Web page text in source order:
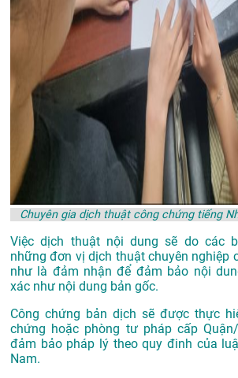
Chuyên gia dịch thuật công chứng tiếng
Việc dịch thuật nội dung sẽ do các
những đơn vị dịch thuật chuyên nghiệp
như là đảm nhận để đảm bảo nội
xác như nội dung bản gốc.
Công chứng bản dịch sẽ được thực
chứng hoặc phòng tư pháp cấp
đảm bảo pháp lý theo quy đinh của
Nam.